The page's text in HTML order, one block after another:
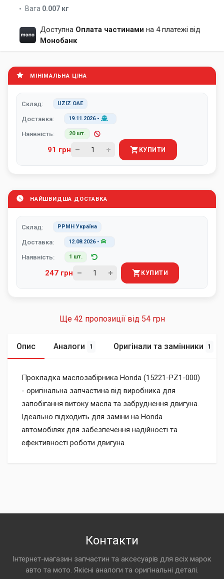
Вага 0.007 кг
Доступна Оплата частинами на 4 платежі від
Монобанк
МІНІМАЛЬНА ЦІНА
Склад: UZIZ ОАЕ
Доставка: 19.11.2026-
Наявність: 20 шт.
91 грн КУПИТИ
НАЙШВИДША ДОСТАВКА
Склад: PPMH Україна
Доставка: 12.08.2026-
Наявність: 1 шт.
247 грн КУПИТИ
Ще 42 пропозиції від 54 грн
Опис Аналоги 1 Оригінали та замінники 1
Прокладка маслозабірника Honda (15221-PZ1-000)
- оригінальна запчастина від виробника для
запобігання витоку масла та забруднення двигуна.
Ідеально підходить для заміни на Honda
автомобілях для забезпечення надійності та
ефективності роботи двигуна.
Контакти
Інтернет-магазин запчастин та аксесуарів для всіх марок
авто та мото. Якісні аналоги та оригінальні деталі.